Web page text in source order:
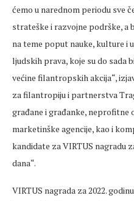
ćemo u narednom periodu sve
strateške i razvojne podrške, a
na teme poput nauke, kulture i
ljudskih prava, koje su do sada
većine filantropskih akcija“,
za filantropiju i partnerstva
građane i građanke, neprofitne
marketinške agencije, kao i
kandidate za VIRTUS nagradu
dana“.
VIRTUS nagrada za 2022.